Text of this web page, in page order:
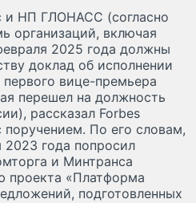
и НП ГЛОНАСС (согласно
организаций, включая
2025 года должны
доклад об исполнении
вице-премьера
перешел на должность
рассказал Forbes
По его словам,
2023 года попросил
и Минтранса
проекта «Платформа
подготовленных